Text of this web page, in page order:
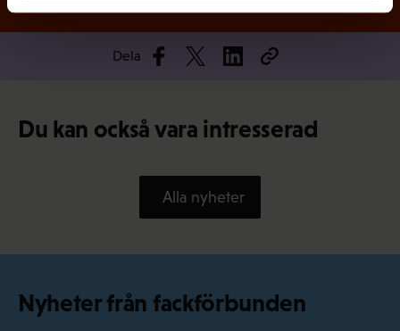
Dela
Du kan också vara intresserad
Alla nyheter
Nyheter från fackförbunden